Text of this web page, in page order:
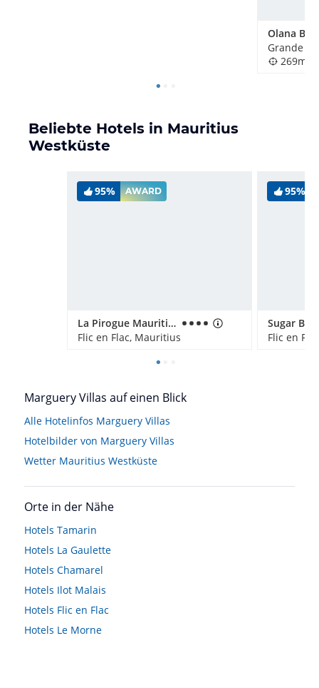
Grande
269m
Beliebte Hotels in Mauritius
Westküste
95% AWARD
La Pirogue Mauritius
Flic en Flac, Mauritius
95%
Flic en
Marguery Villas auf einen Blick
Alle Hotelinfos Marguery Villas
Hotelbilder von Marguery Villas
Wetter Mauritius Westküste
Orte in der Nähe
Hotels Tamarin
Hotels La Gaulette
Hotels Chamarel
Hotels Ilot Malais
Hotels Flic en Flac
Hotels Le Morne